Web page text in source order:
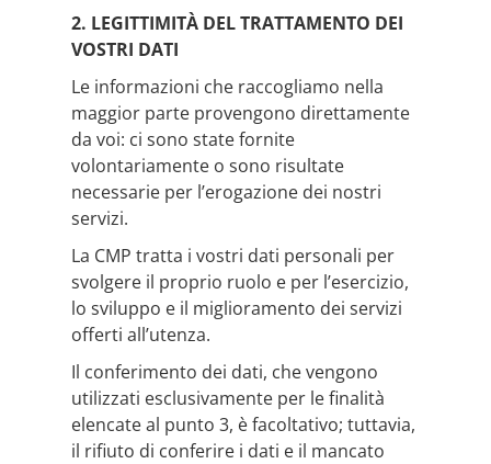
2. LEGITTIMITÀ DEL TRATTAMENTO DEI
VOSTRI DATI
Le informazioni che raccogliamo nella
maggior parte provengono direttamente
da voi: ci sono state fornite
volontariamente o sono risultate
necessarie per l’erogazione dei nostri
servizi.
La CMP tratta i vostri dati personali per
svolgere il proprio ruolo e per l’esercizio,
lo sviluppo e il miglioramento dei servizi
offerti all’utenza.
Il conferimento dei dati, che vengono
utilizzati esclusivamente per le finalità
elencate al punto 3, è facoltativo; tuttavia,
il rifiuto di conferire i dati e il mancato